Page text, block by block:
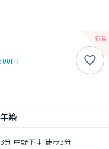
円
築
分 中野下車 徒歩3分